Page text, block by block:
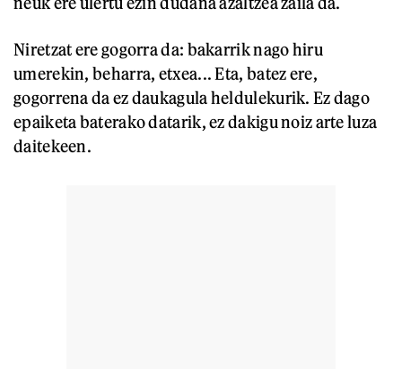
Niretzat ere gogorra da: bakarrik nago hiru
umerekin, beharra, etxea... Eta, batez ere,
gogorrena da ez daukagula heldulekurik. Ez dago
epaiketa baterako datarik, ez dakigu noiz arte luza
daitekeen.